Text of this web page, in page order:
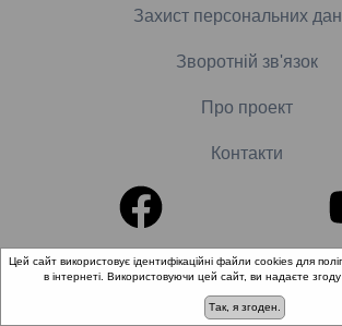
Захист персональних
Зворотній зв'язок
Про проект
Контакти
© 2018-2026 «Школа доказової
захищені.
Цей сайт використовує ідентифікаційні файли cookies для
в інтернеті. Використовуючи цей сайт, ви надаєте згоду
Так, я згоден.